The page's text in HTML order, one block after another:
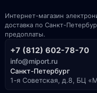
Интернет-магазин
доставка по Санкт-
предоплаты.
+7 (812) 602-78-70
info@miport.ru
Санкт-Петербург
1-я Советская, д.8, БЦ